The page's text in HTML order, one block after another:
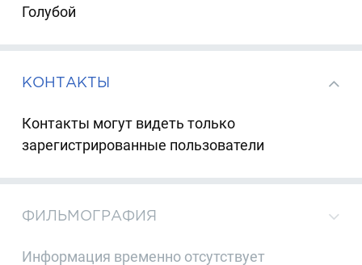
Голубой
КОНТАКТЫ
Контакты могут видеть только
зарегистрированные пользователи
ФИЛЬМОГРАФИЯ
Информация временно отсутствует